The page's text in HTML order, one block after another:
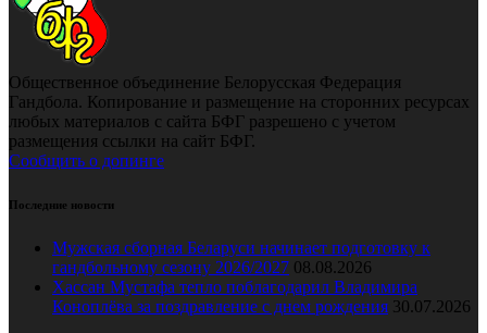
Общественное объединение Белорусская Федерация
Гандбола. Копирование и размещение на сторонних ресурсах
любых материалов с сайта БФГ разрешено с учетом
размещения ссылки на сайт БФГ.
Сообщить о допинге
Последние новости
Мужская сборная Беларуси начинает подготовку к
гандбольному сезону 2026/2027 08.08.2026
Хассан Мустафа тепло поблагодарил Владимира
Коноплёва за поздравление с днем рождения 30.07.2026